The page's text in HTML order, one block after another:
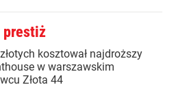
prestiż
kosztował najdroższy
w warszawskim
Złota 44